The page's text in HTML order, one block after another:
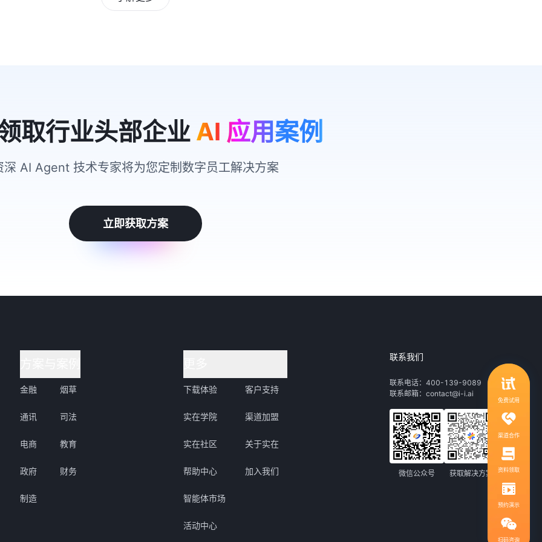
取行业头部企业 AI 应用案例
深 AI Agent 技术专家将为您定制数字员工解决方案
立即获取方案
金融
通讯
电商
政府
制造
烟草
司法
教育
财务
下载体验
实在学院
实在社区
帮助中心
智能体市场
活动中心
客户支持
渠道加盟
关于实在
加入我们
联系我们
联系电话：400-139-9089
联系邮箱：contact@i-i.ai
微信公众号 获取解决方案
免费试用
渠道合作
资料领取
预约演示
扫码咨询
领取行业自动化解决方案